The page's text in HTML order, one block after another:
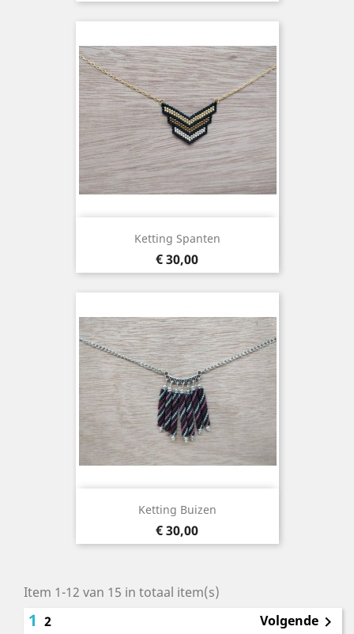
Ketting Spanten
Prijs
€ 30,00
Ketting Buizen
Prijs
€ 30,00
Item 1-12 van 15 in totaal item(s)
1 2 Volgende 